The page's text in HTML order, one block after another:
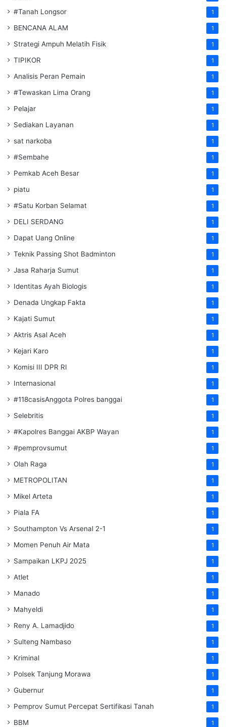
#Tanah Longsor 1
BENCANA ALAM 1
Strategi Ampuh Melatih Fisik 1
TIPIKOR 1
Analisis Peran Pemain 1
#Tewaskan Lima Orang 1
Pelajar 1
Sediakan Layanan 1
sat narkoba 1
#Sembahe 1
Pemkab Aceh Besar 1
piatu 1
#Satu Korban Selamat 1
DELI SERDANG 1
Dapat Uang Online 1
Teknik Passing Shot Badminton 1
Jasa Raharja Sumut 1
Identitas Ayah Biologis 1
Denada Ungkap Fakta 1
Kajati Sumut 1
Aktris Asal Aceh 1
Kejari Karo 1
Komisi III DPR RI 1
Internasional 1
#118casisAnggota Polres banggai 1
Selebritis 1
#Kapolres Banggai AKBP Wayan 1
#pemprovsumut 1
Olah Raga 1
METROPOLITAN 1
Mikel Arteta 1
Piala FA 1
Southampton Vs Arsenal 2-1 1
Momen Penuh Air Mata 1
Sampaikan LKPJ 2025 1
Atlet 1
Manado 1
Mahyeldi 1
Reny A. Lamadjido 1
Sulteng Nambaso 1
Kriminal 1
Polsek Tanjung Morawa 1
Gubernur 1
Pemprov Sumut Percepat Sertifikasi Tanah 1
BBM 1